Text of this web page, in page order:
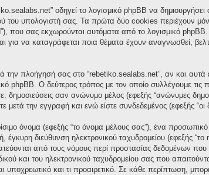
οδηγεί το λογισμικό phpBB να δημιουργήσει
του υπολογιστή σας. Τα πρώτα δύο cookies περιέχουν
που σας εκχωρούνται αυτόματα από το λογισμικό
για να καταγράφεται ποια θέματα έχουν αναγνωσθεί,
την πλοήγησή σας στο “rebetiko.sealabs.net”, αν και αυτά
phpBB. Ο δεύτερος τρόπος με τον οποίο συλλέγουμε τις
δημοσιεύσεις σαν ανώνυμο μέλος (εφεξής “ανώνυμες
την εγγραφή και ενώ είστε συνδεδεμένος (εφεξής “οι
όνομα (εφεξής “το όνομα μέλους σας”), ένα προσωπικό
διεύθυνση ηλεκτρονικού ταχυδρομείου (εφεξής “το
από τους νόμους περί προστασίας δεδομένων
και του ηλεκτρονικού ταχυδρομείου σας που
υποχρεωτικό και τι προαιρετικό. Σε κάθε περίπτωση,